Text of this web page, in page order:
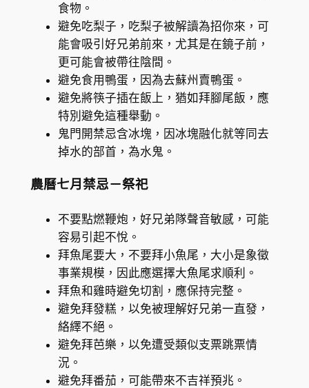
食物。
避免吃梨子，吃梨子被解讀為招你來，可
能會吸引好兄弟前來，尤其是在鏡子前，
更可能會被帶往陰間。
避免食用鴨蛋，因為去蘇州賣鴨蛋。
避免將筷子插在飯上，猶如拜腳尾飯，應
特別避免這種舉動。
鬼門開禁忌含冰塊，因冰塊融化就等同去
掉水的部首，為水鬼。
農曆七月禁忌－祭祀
不要點燃鞭炮，好兄弟隊聲音敏感，可能
容易引起不悅。
拜魚尾要大，不要拜小魚尾，大小是象徵
事業規模，因此應選擇大魚尾求順利。
拜魚和雞時避免切割，應保持完整。
避免拜發糕，以免被理解好兄弟一直發，
絡繹不絕。
避免拜芭樂，以免遭受類似支票跳票情
況。
避免拜番茄，可能帶來不吉祥預兆。